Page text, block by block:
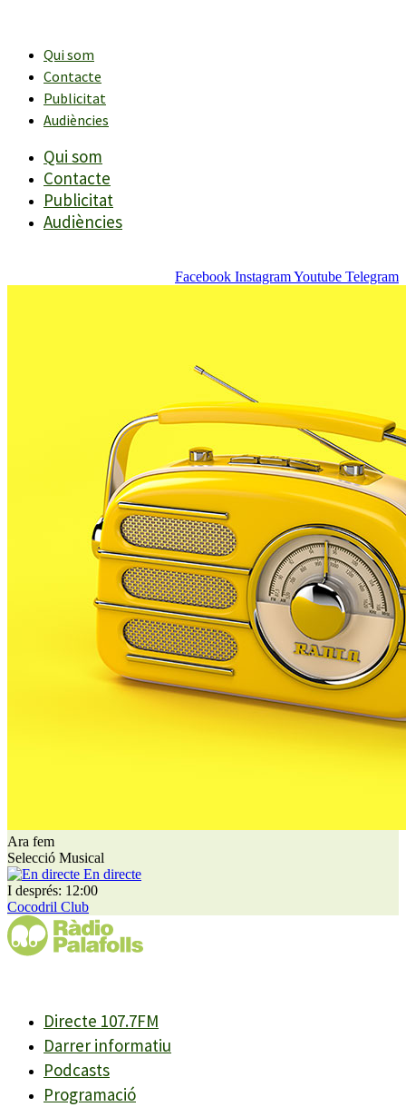
contingutQui som
Contacte
Publicitat
Audiències
Qui som
Contacte
Publicitat
Audiències
Facebook InstagramYoutube Telegram
Ara fem
Selecció Musical
En directe
I després: 12:00
Cocodril Club
Directe 107.7FM
Darrer informatiu
Podcasts
Programació